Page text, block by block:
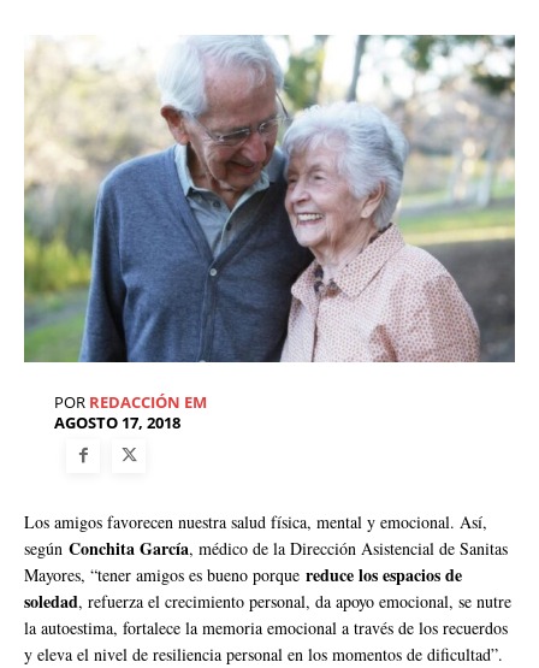
POR REDACCIÓN EM
AGOSTO 17, 2018
Los amigos favorecen nuestra salud física, mental y emocional. Así,
según Conchita García, médico de la Dirección Asistencial de Sanitas
Mayores, “tener amigos es bueno porque reduce los espacios de
soledad, refuerza el crecimiento personal, da apoyo emocional, se nutre
la autoestima, fortalece la memoria emocional a través de los recuerdos
y eleva el nivel de resiliencia personal en los momentos de dificultad”.